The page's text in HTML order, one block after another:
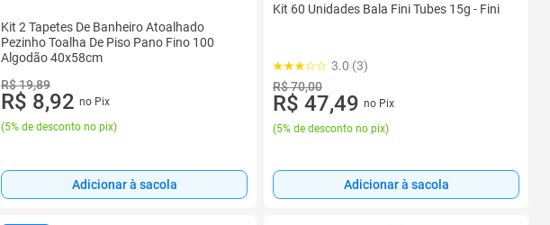
Kit 2 Tapetes De Banheiro Atoalhado
Pezinho Toalha De Piso Pano Fino 100
Algodão 40x58cm
R$ 19,89
R$ 8,92 no Pix
(5% de desconto no pix)
Adicionar à sacola
Kit 60 Unidades Bala Fini Tubes 15g - Fini
3.0 (3)
R$ 70,00
R$ 47,49 no Pix
(5% de desconto no pix)
Adicionar à sacola